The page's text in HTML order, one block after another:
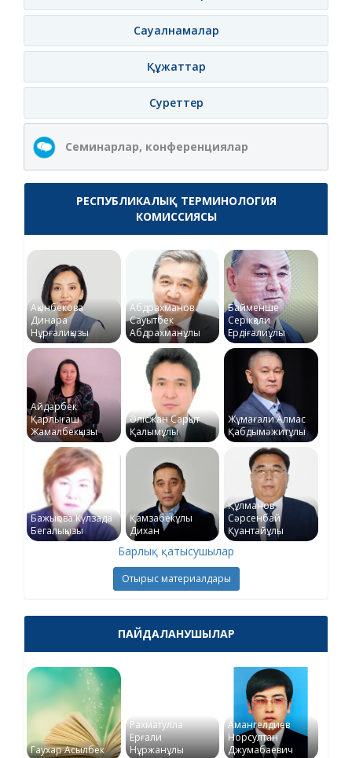
Сауалнамалар
Құжаттар
Суреттер
Семинарлар, конференциялар
РЕСПУБЛИКАЛЫҚ ТЕРМИНОЛОГИЯ
КОМИССИЯСЫ
Ақынбекова
Динара
Нұрғалиқызы
Абдрахманов
Сауытбек
Абдрахманұлы
Байменше
Серікқали
Ердіғалиұлы
Айдарбек
Қарлығаш
Жамалбекқызы
Әлісжан Сарқыт
Қалымұлы
Жұмағали Алмас
Қабдымәжитұлы
Бажықова Күлзада
Бегалықызы
Қамзабекұлы
Дихан
Құлманов
Сәрсенбай
Қуантайұлы
Барлық қатысушылар
Отырыс материалдары
ПАЙДАЛАНУШЫЛАР
Гаухар Асылбек
Рахматулла
Ерғали
Нұржанұлы
Амангелдиев
Норсултан
Джумабаевич